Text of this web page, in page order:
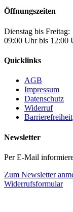
Öffnungszeiten
Dienstag bis Freitag:
09:00 Uhr bis 12:00
Quicklinks
AGB
Impressum
Datenschutz
Widerruf
Barrierefreiheit
Newsletter
Per E-Mail
Zum Newsletter
Widerrufsformular